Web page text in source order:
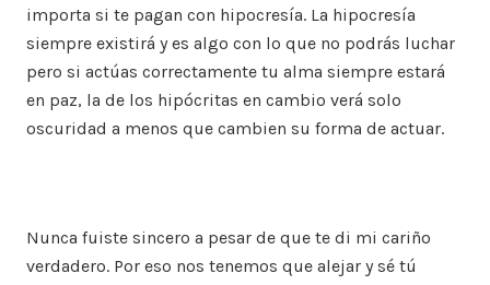
importa si te pagan con hipocresía. La hipocresía
siempre existirá y es algo con lo que no podrás luchar
pero si actúas correctamente tu alma siempre estará
en paz, la de los hipócritas en cambio verá solo
oscuridad a menos que cambien su forma de actuar.
Nunca fuiste sincero a pesar de que te di mi cariño
verdadero. Por eso nos tenemos que alejar y sé tú